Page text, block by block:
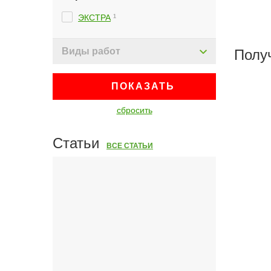
ЭКСТРА 1
Виды работ
ПОКАЗАТЬ
сбросить
Статьи ВСЕ СТАТЬИ